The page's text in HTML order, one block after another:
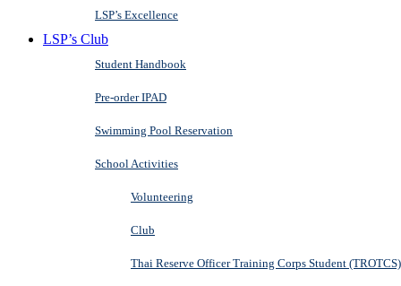
LSP’s Excellence
LSP’s Club
Student Handbook
Pre-order IPAD
Swimming Pool Reservation
School Activities
Volunteering
Club
Thai Reserve Officer Training Corps Student (TROTCS)